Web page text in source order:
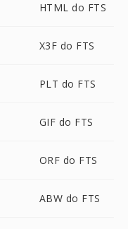
HTML do FTS
X3F do FTS
PLT do FTS
GIF do FTS
ORF do FTS
ABW do FTS